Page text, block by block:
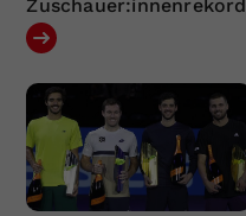
Zuschauer:innenrekord